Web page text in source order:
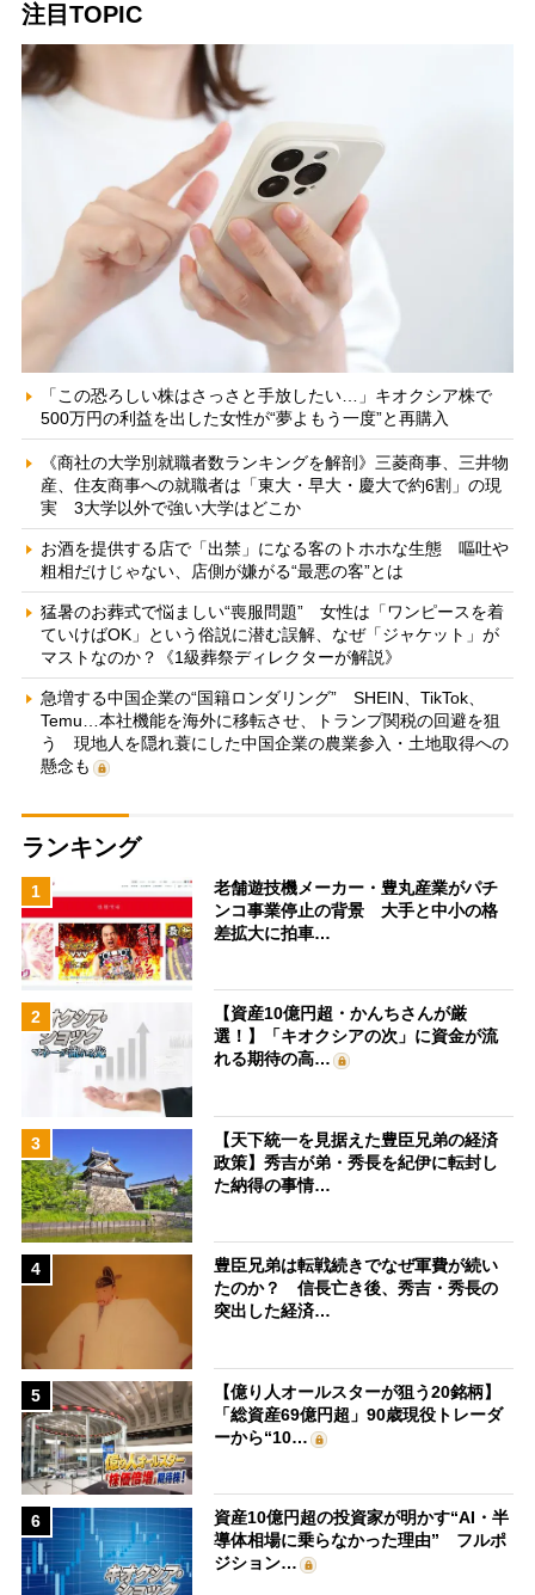
注目TOPIC
「この恐ろしい株はさっさと手放したい…」キオクシア株で
500万円の利益を出した女性が“夢よもう一度”と再購入
《商社の大学別就職者数ランキングを解剖》三菱商事、三井物
産、住友商事への就職者は「東大・早大・慶大で約6割」の現
実 3大学以外で強い大学はどこか
お酒を提供する店で「出禁」になる客のトホホな生態 嘔吐や
粗相だけじゃない、店側が嫌がる“最悪の客”とは
猛暑のお葬式で悩ましい“喪服問題” 女性は「ワンピースを着
ていけばOK」という俗説に潜む誤解、なぜ「ジャケット」が
マストなのか？《1級葬祭ディレクターが解説》
急増する中国企業の“国籍ロンダリング” SHEIN、TikTok、
Temu…本社機能を海外に移転させ、トランプ関税の回避を狙
う 現地人を隠れ蓑にした中国企業の農業参入・土地取得への
懸念も
ランキング
1
老舗遊技機メーカー・豊丸産業がパチ
ンコ事業停止の背景 大手と中小の格
差拡大に拍車…
2
【資産10億円超・かんちさんが厳
選！】「キオクシアの次」に資金が流
れる期待の高…
3
【天下統一を見据えた豊臣兄弟の経済
政策】秀吉が弟・秀長を紀伊に転封し
た納得の事情…
4
豊臣兄弟は転戦続きでなぜ軍費が続い
たのか？ 信長亡き後、秀吉・秀長の
突出した経済…
5
【億り人オールスターが狙う20銘柄】
「総資産69億円超」90歳現役トレーダ
ーから“10…
6
資産10億円超の投資家が明かす“AI・半
導体相場に乗らなかった理由” フルポ
ジション…